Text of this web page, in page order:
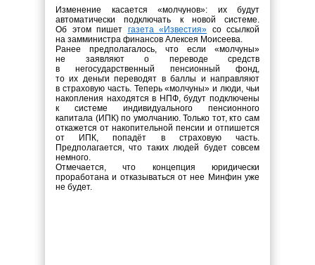
Изменение касается «молчунов»: их будут
автоматически подключать к новой системе.
Об этом пишет газета «Известия» со ссылкой
на замминистра финансов Алексея Моисеева.
Ранее предполагалось, что если «молчуны»
не заявляют о переводе средств
в негосударственный пенсионный фонд,
то их деньги переводят в баллы и направляют
в страховую часть. Теперь «молчуны» и люди, чьи
накопления находятся в НПФ, будут подключены
к системе индивидуального пенсионного
капитала (ИПК) по умолчанию. Только тот, кто сам
откажется от накопительной пенсии и отпишется
от ИПК, попадёт в страховую часть.
Предполагается, что таких людей будет совсем
немного.
Отмечается, что концепция юридически
проработана и отказываться от нее Минфин уже
не будет.